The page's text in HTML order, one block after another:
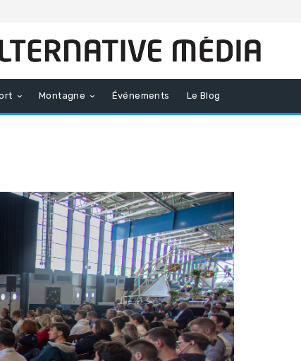
Montagne Événements Le Blog